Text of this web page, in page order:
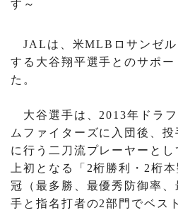
す～
JALは、米MLBロサンゼル
する大谷翔平選手とのサポー
た。
大谷選手は、2013年ドラ
ムファイターズに入団後、
に行う二刀流プレーヤーと
上初となる「2桁勝利・2桁
冠（最多勝、最優秀防御率
手と指名打者の2部門でベス